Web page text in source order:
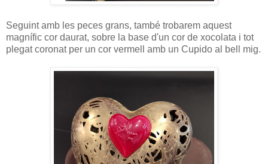
Seguint amb les peces grans, també trobarem aquest
magnífic cor daurat, sobre la base d'un cor de xocolata i tot
plegat coronat per un cor vermell amb un Cupido al bell mig.